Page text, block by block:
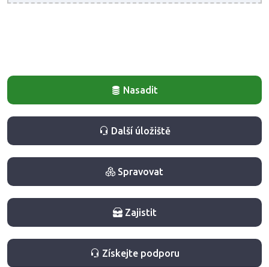
Nasadit
Další úložiště
Spravovat
Zajistit
Získejte podporu